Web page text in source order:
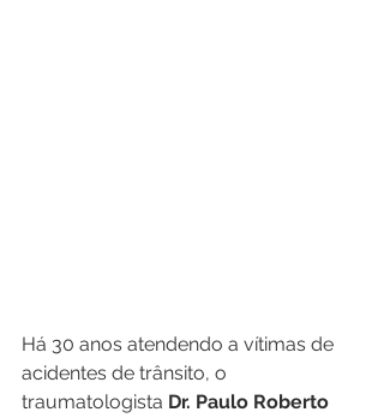
Há 30 anos atendendo a vítimas de
acidentes de trânsito, o
traumatologista Dr. Paulo Roberto